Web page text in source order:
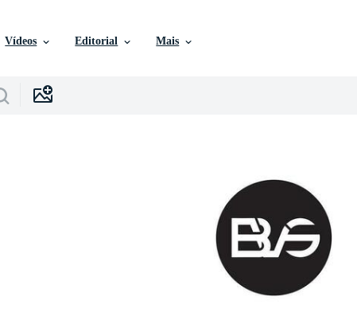
Vídeos Editorial Mais